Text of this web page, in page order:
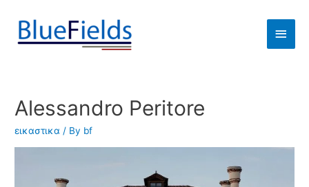
Alessandro Peritore
εικαστικα / By bf